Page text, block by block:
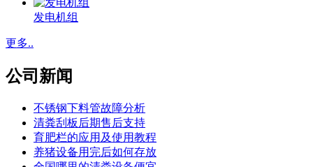
发电机组
更多..
公司新闻
不锈钢下料管故障分析
清粪刮板后期售后支持
育肥栏的应用及使用教程
养猪设备用完后如何存放